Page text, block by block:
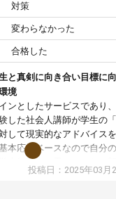
対策
変わらなかった
合格した
と真剣に向き合い目標に
境
ンとしたサービスであり、
した社会人講師が学生の
して現実的なアドバイス
本応援ベースなので自分
生知識では思いつかない部
来ます。
投稿日：2025年03月